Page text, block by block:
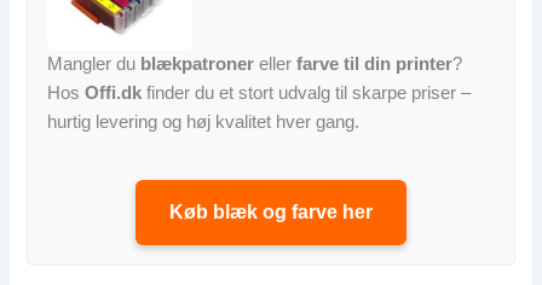
Mangler du blækpatroner ellerfarve til din printer?
HosOffi.dk finder du et stort udvalg til skarpe priser –
hurtig levering og høj kvalitet hver gang.
Køb blæk og farve her